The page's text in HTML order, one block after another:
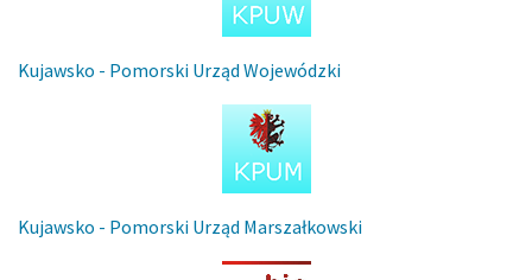
Kujawsko - Pomorski Urząd Wojewódzki
Kujawsko - Pomorski Urząd Marszałkowski